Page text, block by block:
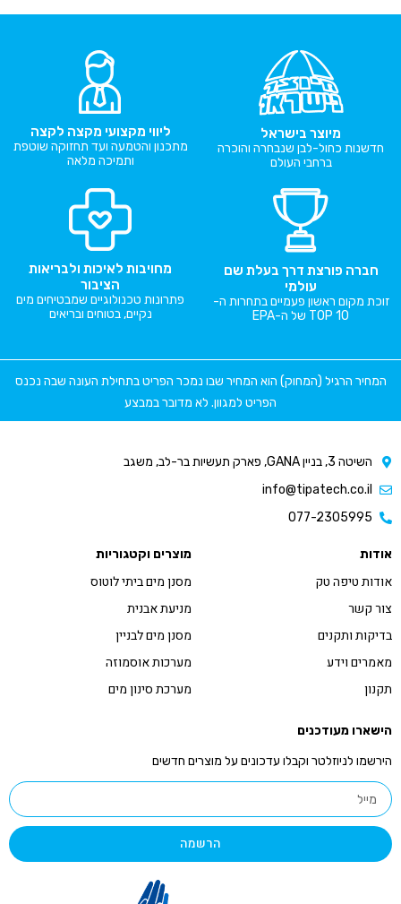
מיוצר בישראל
חדשנות כחול-לבן שנבחרה והוכרה
ברחבי העולם
ליווי מקצועי מקצה לקצה
מתכנון והטמעה ועד תחזוקה שוטפת
ותמיכה מלאה
חברה פורצת דרך בעלת שם
עולמי
זוכת מקום ראשון פעמיים בתחרות ה-
TOP 10 של ה-EPA
מחויבות לאיכות ולבריאות
הציבור
פתרונות טכנולוגיים שמבטיחים מים
נקיים, בטוחים ובריאים
המחיר הרגיל (המחוק) הוא המחיר שבו נמכר הפריט בתחילת העונה שבה נכנס
הפריט למגוון. לא מדובר במבצע
השיטה 3, בניין GANA, פארק תעשיות בר-לב, משגב
info@tipatech.co.il
077-2305995
אודות
אודות טיפה טק
צור קשר
בדיקות ותקנים
מאמרים וידע
תקנון
מוצרים וקטגוריות
מסנן מים ביתי לוטוס
מניעת אבנית
מסנן מים לבניין
מערכות אוסמוזה
מערכת סינון מים
הישארו מעודכנים
הירשמו לניוזלטר וקבלו עדכונים על מוצרים חדשים
הרשמה